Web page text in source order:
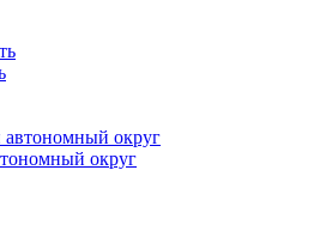
округ
округ